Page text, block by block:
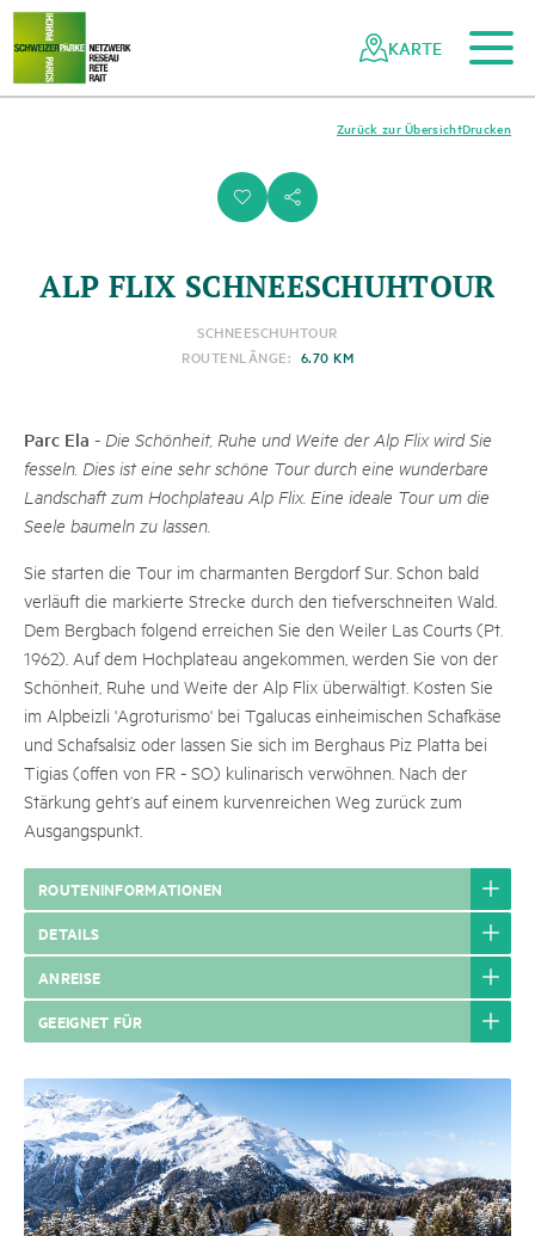
Navigieren
Netzwerk
Schweizer
Schnellnavigation
Zum Hauptinhalt
Zur mobilen Navigation
Zur Suche
Zum Fussbereich
Zur Sitemap
KARTE
i s
Drucken
Zurück zur Übersicht
ALP FLIX SCHNEESCHUHTOUR
SCHNEESCHUHTOUR
ROUTENLÄNGE: 6.70 KM
Parc Ela - Die Schönheit, Ruhe und Weite der Alp Flix wird Sie
fesseln. Dies ist eine sehr schöne Tour durch eine wunderbare
Landschaft zum Hochplateau Alp Flix. Eine ideale Tour um die
Seele baumeln zu lassen.
Sie starten die Tour im charmanten Bergdorf Sur. Schon bald
verläuft die markierte Strecke durch den tiefverschneiten Wald.
Dem Bergbach folgend erreichen Sie den Weiler Las Courts (Pt.
1962). Auf dem Hochplateau angekommen, werden Sie von der
Schönheit, Ruhe und Weite der Alp Flix überwältigt. Kosten Sie
im Alpbeizli 'Agroturismo' bei Tgalucas einheimischen Schafkäse
und Schafsalsiz oder lassen Sie sich im Berghaus Piz Platta bei
Tigias (offen von FR - SO) kulinarisch verwöhnen. Nach der
Stärkung geht‘s auf einem kurvenreichen Weg zurück zum
Ausgangspunkt.
ROUTENINFORMATIONEN
DETAILS
ANREISE
GEEIGNET FÜR